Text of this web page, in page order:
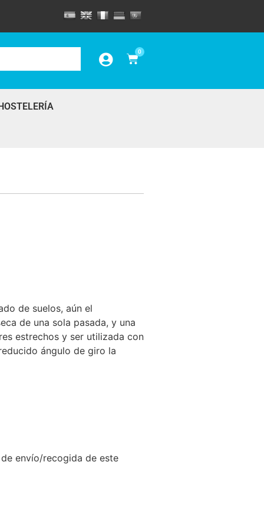
0
de suelos, aún el
de una sola pasada, y una
estrechos y ser utilizada con
ángulo de giro la
envío/recogida de este